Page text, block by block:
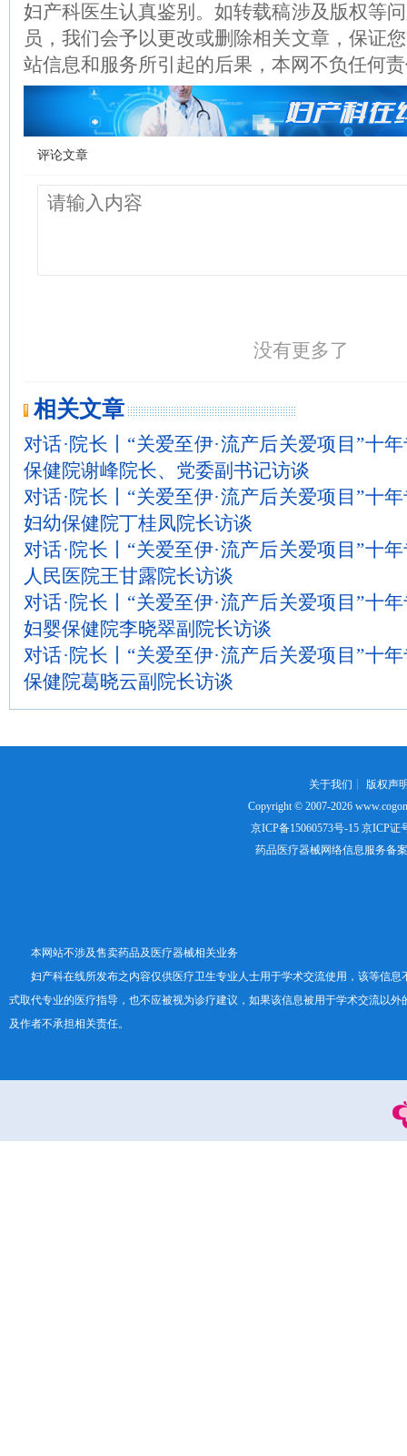
妇产科医生认真鉴别。如转载稿涉及版权等
员，我们会予以更改或删除相关文章，保证
站信息和服务所引起的后果，本网不负任何
评论文章
没有更多了
相关文章
对话·院长丨“关爱至伊·流产后关爱项目”
保健院谢峰院长、党委副书记访谈
对话·院长丨“关爱至伊·流产后关爱项目”
妇幼保健院丁桂凤院长访谈
对话·院长丨“关爱至伊·流产后关爱项目”
人民医院王甘露院长访谈
对话·院长丨“关爱至伊·流产后关爱项目”
妇婴保健院李晓翠副院长访谈
对话·院长丨“关爱至伊·流产后关爱项目”
保健院葛晓云副院长访谈
关于我们 ┊ 版权声
Copyright © 2007-2026
京ICP备15060573号-15京ICP证
药品医疗器械网络信息服务备
本网站不涉及售卖药品及医疗器械相关业务
妇产科在线所发布之内容仅供医疗卫生专业人士用于学术交流使用，该等信息
式取代专业的医疗指导，也不应被视为诊疗建议，如果该信息被用于学术交流以外
及作者不承担相关责任。